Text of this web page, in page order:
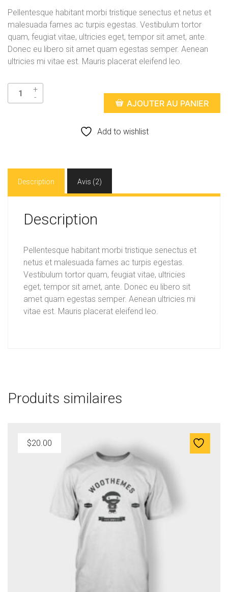
Pellentesque habitant morbi tristique senectus et netus et
malesuada fames ac turpis egestas. Vestibulum tortor
quam, feugiat vitae, ultricies eget, tempor sit amet, ante.
Donec eu libero sit amet quam egestas semper. Aenean
ultricies mi vitae est. Mauris placerat eleifend leo.
AJOUTER AU PANIER
Add to wishlist
Description Avis (2)
Description
Pellentesque habitant morbi tristique senectus et
netus et malesuada fames ac turpis egestas.
Vestibulum tortor quam, feugiat vitae, ultricies
eget, tempor sit amet, ante. Donec eu libero sit
amet quam egestas semper. Aenean ultricies mi
vitae est. Mauris placerat eleifend leo.
Produits similaires
35.00